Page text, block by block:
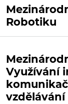
Robotiku
Využívání
vzdělávání